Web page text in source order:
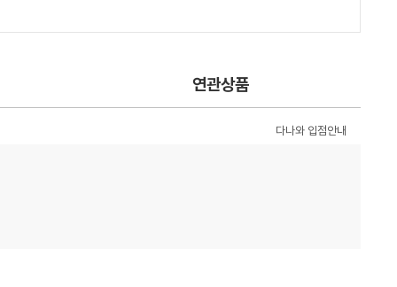
연관상품
다나와 입점안내